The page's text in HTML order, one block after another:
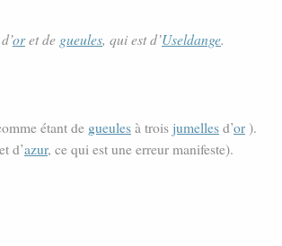
d’oret de gueules, qui est d’Useldange.
étant de gueules à trois jumelles d’or ).
et d’azur, ce qui est une erreur manifeste).